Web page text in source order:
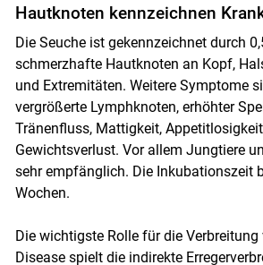
Hautknoten kennzeichnen
Die Seuche ist gekennzeichnet durch
schmerzhafte Hautknoten an Kopf,
und Extremitäten. Weitere Symptome
vergrößerte Lymphknoten, erhöhter
Tränenfluss, Mattigkeit,
Gewichtsverlust. Vor allem Jungtiere
sehr empfänglich. Die Inkubationszeit
Wochen.
Die wichtigste Rolle für die
Disease spielt die indirekte